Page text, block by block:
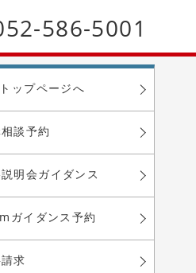
586-5001
ップページへ
談予約
明会ガイダンス
ガイダンス予約
求